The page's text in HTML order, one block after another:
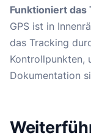
Funktioniert das
GPS ist in
das Tracking
Kontrollpunkten,
Dokumentation